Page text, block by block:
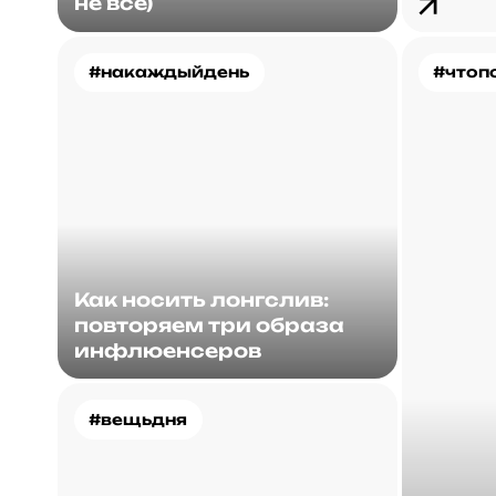
#накаждыйдень
Как носить лонгслив:
повторяем три образа
инфлюенсеров
#вещьдня